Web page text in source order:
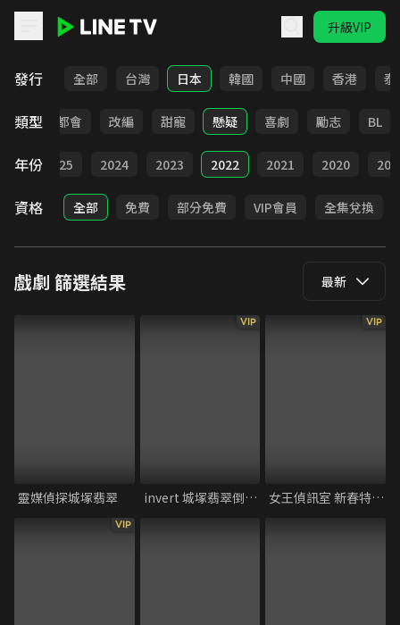
升級VIP
發行 全部 台灣 日本 韓國 中國 香港 泰
類型
愛情 都會 改編 甜寵 懸疑 喜劇 勵志 BL
年份 2025 2024 2023 2022 2021 2020
資格 全部 免費 部分免費 VIP會員 全集兌換
戲劇 篩選結果 最新
靈媒偵探城塚翡翠
VIP
invert 城塚翡翠倒敘集
VIP
女王偵訊室 新春特別篇2022
VIP